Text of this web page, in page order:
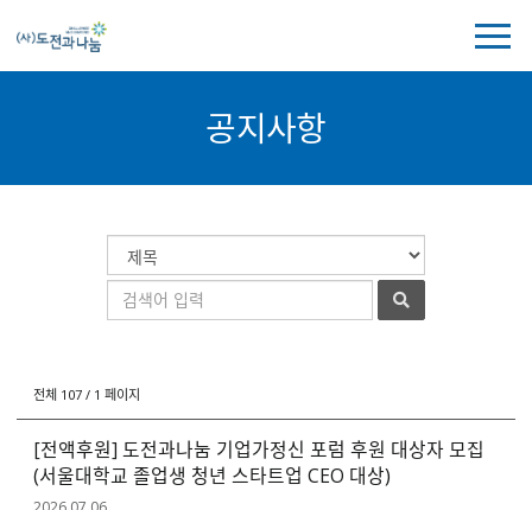
전
공지사항
색
상
전체 107 / 1 페이지
[전액후원] 도전과나눔 기업가정신 포럼 후원 대상자 모집
(서울대학교 졸업생 청년 스타트업 CEO 대상)